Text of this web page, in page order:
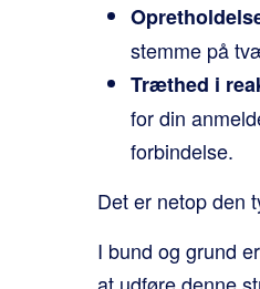
stemme på
Træthed i
for din
forbindelse.
Det er netop den
I bund og grund
at udføre denne